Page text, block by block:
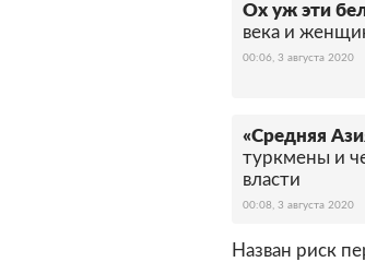
Ох уж эти
века и
00:06, 3 августа 2020
«Средняя
туркмены и
власти
00:08, 3 августа 2020
Назван риск